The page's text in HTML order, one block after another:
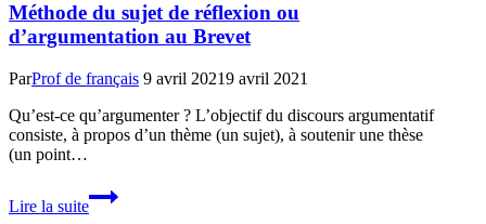
Méthode du sujet de réflexion ou
d’argumentation au Brevet
ParProf de français 9 avril 20219 avril 2021
Qu’est-ce qu’argumenter ? L’objectif du discours argumentatif
consiste, à propos d’un thème (un sujet), à soutenir une thèse
(un point…
Lire la suite
Méthode
du